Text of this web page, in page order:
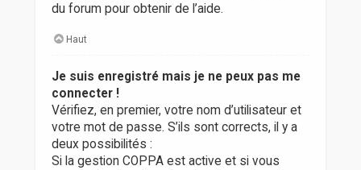
du forum pour obtenir de l’aide.
Haut
Je suis enregistré mais je ne peux pas me
connecter !
Vérifiez, en premier, votre nom d’utilisateur et
votre mot de passe. S’ils sont corrects, il y a
deux possibilités :
Si la gestion COPPA est active et si vous